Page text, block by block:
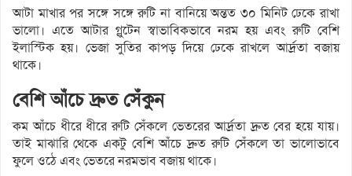
আটা মাখার পর সঙ্গে সঙ্গে রুটি না বানিয়ে অন্তত ৩০ মিনিট ঢেকে রাখা
ভালো। এতে আটার গ্লুটেন স্বাভাবিকভাবে নরম হয় এবং রুটি বেশি
ইলাস্টিক হয়। ভেজা সুতির কাপড় দিয়ে ঢেকে রাখলে আর্দ্রতা বজায়
থাকে।
বেশি আঁচে দ্রুত সেঁকুন
কম আঁচে ধীরে ধীরে রুটি সেঁকলে ভেতরের আর্দ্রতা দ্রুত বের হয়ে যায়।
তাই মাঝারি থেকে একটু বেশি আঁচে দ্রুত রুটি সেঁকলে তা ভালোভাবে
ফুলে ওঠে এবং ভেতরে নরমভাব বজায় থাকে।